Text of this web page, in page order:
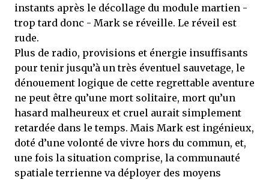
instants après le décollage du module martien -
trop tard donc - Mark se réveille. Le réveil est
rude.
Plus de radio, provisions et énergie insuffisants
pour tenir jusqu’à un très éventuel sauvetage, le
dénouement logique de cette regrettable aventure
ne peut être qu’une mort solitaire, mort qu’un
hasard malheureux et cruel aurait simplement
retardée dans le temps. Mais Mark est ingénieux,
doté d’une volonté de vivre hors du commun, et,
une fois la situation comprise, la communauté
spatiale terrienne va déployer des moyens